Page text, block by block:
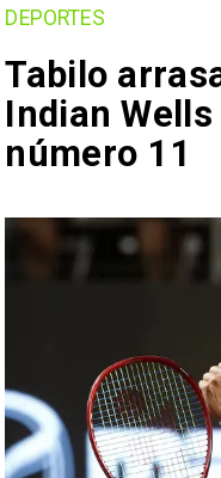
DEPORTES
Tabilo
Indian
número 11